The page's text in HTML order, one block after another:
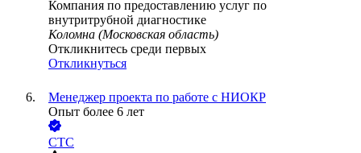
Компания по предоставлению услуг по
внутритрубной диагностике
Коломна (Московская область)
Откликнитесь среди первых
Откликнуться
Менеджер проекта по работе с НИОКР
Опыт более 6 лет
СТС